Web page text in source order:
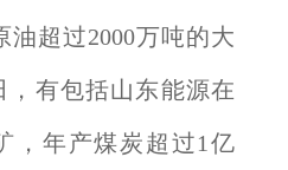
超过2000万吨的大
有包括山东能源在
，年产煤炭超过1亿